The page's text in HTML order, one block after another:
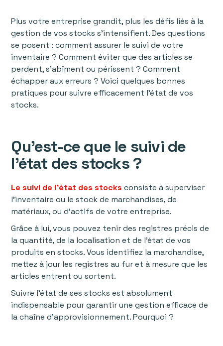
Plus votre entreprise grandit, plus les défis liés à la
gestion de vos stocks s’intensifient. Des questions
se posent : comment assurer le suivi de votre
inventaire ? Comment éviter que des articles se
perdent, s'abîment ou périssent ? Comment
échapper aux erreurs ? Voici quelques bonnes
pratiques pour suivre efficacement l’état de vos
stocks.
Qu’est-ce que le suivi de
l’état des stocks ?
Le suivi de l’état des stocks consiste à superviser
l’inventaire ou le stock de marchandises, de
matériaux, ou d’actifs de votre entreprise.
Grâce à lui, vous pouvez tenir des registres précis de
la quantité, de la localisation et de l’état de vos
produits en stocks. Vous identifiez la marchandise,
mettez à jour les registres au fur et à mesure que les
articles entrent ou sortent.
Suivre l’état de ses stocks est absolument
indispensable pour garantir une gestion efficace de
la chaîne d’approvisionnement. Pourquoi ?